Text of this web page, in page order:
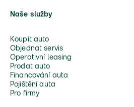
Naše služby
Koupit auto
Objednat servis
Operativní leasing
Prodat auto
Financování auta
Pojištění auta
Pro firmy